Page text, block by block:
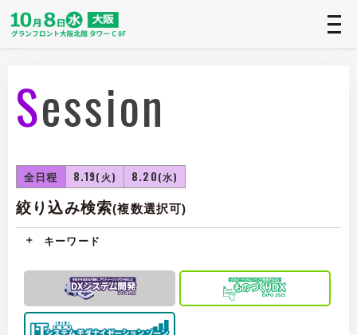
Session
全日程 8.19(火) 8.20(水)
絞り込み検索(複数選択可)
キーワード